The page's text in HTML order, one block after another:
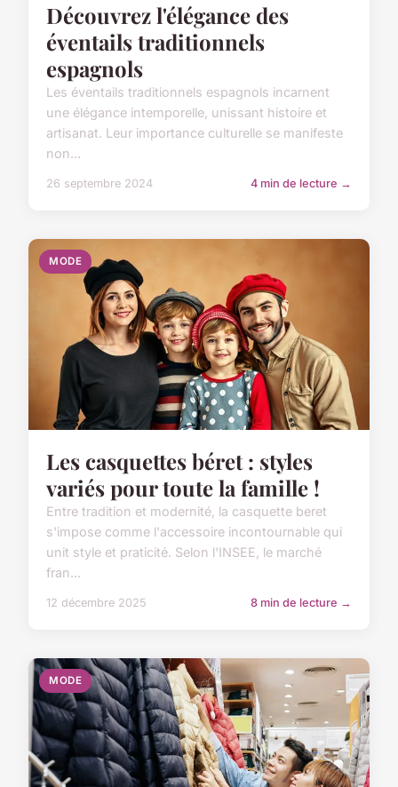
Découvrez l'élégance des
éventails traditionnels
espagnols
Les éventails traditionnels espagnols incarnent
une élégance intemporelle, unissant histoire et
artisanat. Leur importance culturelle se manifeste
non...
26 septembre 2024 4 min de lecture →
MODE
Les casquettes béret : styles
variés pour toute la famille !
Entre tradition et modernité, la casquette beret
s'impose comme l'accessoire incontournable qui
unit style et praticité. Selon l'INSEE, le marché
fran...
12 décembre 2025 8 min de lecture →
MODE